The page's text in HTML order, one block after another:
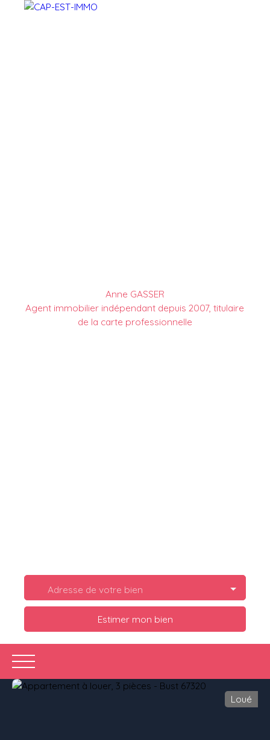
Anne GASSER
Agent immobilier indépendant depuis 2007, titulaire
de la carte professionnelle
Adresse de votre bien
Estimer mon bien
Loué